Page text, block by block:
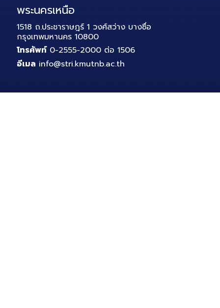
พระนครเหนือ
1518 ถ.ประชาราษฎร์ 1 วงศ์สว่าง บางซื่อ
กรุงเทพมหานคร 10800
โทรศัพท์0-2555-2000 ต่อ 1506
อีเมล info@stri.kmutnb.ac.th